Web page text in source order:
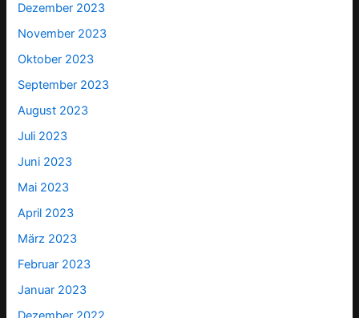
Dezember 2023
November 2023
Oktober 2023
September 2023
August 2023
Juli 2023
Juni 2023
Mai 2023
April 2023
März 2023
Februar 2023
Januar 2023